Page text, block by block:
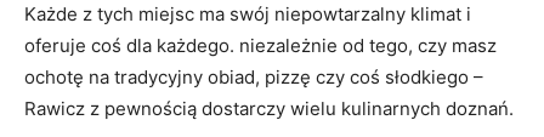
Każde z tych miejsc ma swój niepowtarzalny klimat i
oferuje coś dla każdego. niezależnie od tego, czy masz
ochotę na tradycyjny obiad, pizzę czy coś słodkiego –
Rawicz z pewnością dostarczy wielu kulinarnych doznań.